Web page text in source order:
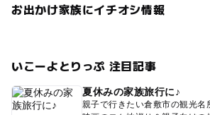
お出かけ家族にイチオシ情報
いこーよとりっぷ 注目記事
夏休みの家族旅行に♪
親子で行きたい倉敷市の観光名